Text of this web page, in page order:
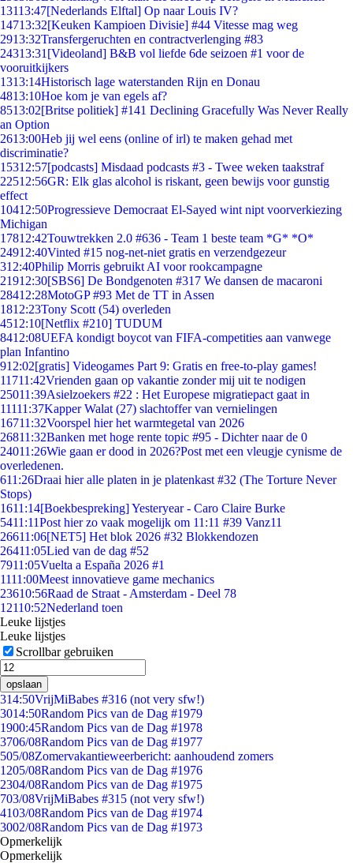
13113:47[Nederlands Elftal] Op naar Louis IV?
14713:32[Keuken Kampioen Divisie] #44 Vitesse mag weg
2913:32Transfergeruchten en contractverlenging #83
24313:31 [Videoland] B&B vol liefde 6de seizoen #1 voor de
vooruitkijkers
1313:14Historisch lage waterstanden Rijn en Donau
4813:10Hoe kom je van egels af?
8513:02[Britse politiek] #141 Declining Gracefully Was Never Really
an Option
2613:00Heb jij wel eens (online of irl) te maken gehad met
discriminatie?
15312:57[podcasts] Misdaad podcasts #3 - Twee weken taakstraf
22512:56GR: Elk glas alcohol is riskant, geen bewijs voor gunstig
effect
10412:50Progressieve Democraat El-Sayed wint nipt voorverkiezing
Michigan
17812:42Touwtrekken 2.0 #636 - Team 1 beste team *G* *O*
24912:40Vinted #15 nog-net-niet gratis en verzendgezeur
312:40Philip Morris gebruikt AI voor rookcampagne
21912:30[SBS6] De Bondgenoten #317 We dansen de macaroni
28412:28MotoGP #93 Met de TT in Assen
1812:23Tony Scott (54) overleden
4512:10[Netflix #210] TUDUM
8412:08UEFA kondigt boycot van FIFA-competities aan vanwege
plan Infantino
912:02[gratis] Videogames Part 9: Gratis en free-to-play games!
11711:42Vrienden gaan op vakantie zonder mij uit te nodigen
25011:39Asielzoekers #22 : Het Europese migratiepact gaat in
11111:37Kapper Walat (27) slachtoffer van vernielingen
16711:32Voorspel hier het warmtegetal van 2026
26811:32Banken met hoge rente topic #95 - Dichter naar de 0
24011:26Wie gaan er dood in 2026?Post met een vleugje cynisme de
overledenen.
611:26Draai hier alle platen in je platenkast #32 (The Torture Never
Stops)
1611:14[Boekbespreking] Yesteryear - Caro Claire Burke
5411:11Post hier zo vaak mogelijk om 11:11 #39 Vanz11
26611:06[NET5] Het blok 2026 #32 Blokkendozen
26411:05Lied van de dag #52
7911:05Vuelta a España 2026 #1
1111:00Meest innovatieve game mechanics
23610:56Raad de Straat - Amsterdam - Deel 78
12110:52Nederland toen
Leuke lijstjes
Leuke lijstjes
Scrollbar gebruiken
opslaan
314:50VrijMiBabes #316 (not very sfw!)
3014:50Random Pics van de Dag #1979
1900:45Random Pics van de Dag #1978
3706/08Random Pics van de Dag #1977
505/08Zomervakantieweerbericht: aanhoudend zomers
1205/08Random Pics van de Dag #1976
2304/08Random Pics van de Dag #1975
703/08VrijMiBabes #315 (not very sfw!)
4103/08Random Pics van de Dag #1974
3002/08Random Pics van de Dag #1973
Opmerkelijk
Opmerkelijk